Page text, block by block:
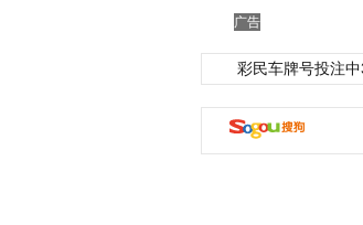
广告
彩民车牌号投注